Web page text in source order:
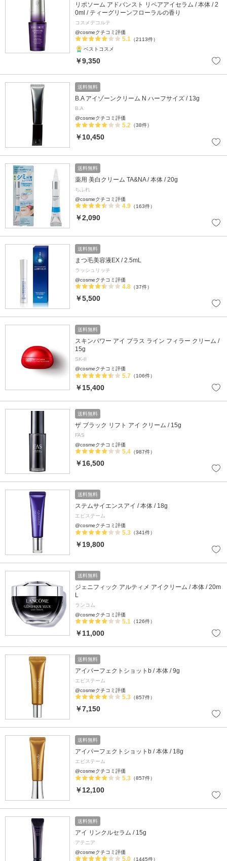
リポソーム アドバンスト リペアアイセラム / 本体 / 2
0ml / ティーグリーンフローラルの香り
コスメデコルテ
@cosmeクチコミ評価
5.1 （2113件）
ベストコスメ
￥9,350
送料無料
B.A アイゾーンクリーム N ハーフサイズ / 13g
B.A
@cosmeクチコミ評価
5.2 （38件）
￥10,450
送料無料
薬用 美白クリーム TA&NA / 本体 / 20g
ちふれ
@cosmeクチコミ評価
4.9 （163件）
￥2,090
送料無料
まつ毛美容液EX / 2.5mL
ラッシュリッチ
@cosmeクチコミ評価
4.8 （37件）
￥5,500
送料無料
スキンパワー アイ プラス ライン フィラー クリーム /
15g
SK-II
@cosmeクチコミ評価
5.7 （106件）
￥15,400
送料無料
ザ ブラック リフト アイ クリーム / 15g
FAS
@cosmeクチコミ評価
5.4 （987件）
￥16,500
送料無料
ステムサイエンスアイ / 本体 / 18g
エピステーム
@cosmeクチコミ評価
5.3 （341件）
￥19,800
送料無料
ジェニフィック アルティメ アイクリーム / 本体 / 20m
L
ランコム
@cosmeクチコミ評価
5.1 （126件）
￥11,000
送料無料
アイパーフェクトショットb / 本体 / 9g
エピステーム
@cosmeクチコミ評価
5.3 （857件）
￥7,150
送料無料
アイパーフェクトショットb / 本体 / 18g
エピステーム
@cosmeクチコミ評価
5.3 （857件）
￥12,100
送料無料
アイ リンクルセラム / 15g
アテニア
@cosmeクチコミ評価
5.0 （1445件）